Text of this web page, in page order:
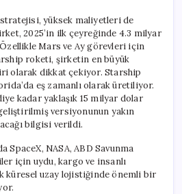
stratejisi, yüksek maliyetleri de
2025’in ilk çeyreğinde 4.3 milyar
Mars ve Ay görevleri için
roketi, şirketin en büyük
olarak dikkat çekiyor. Starship
eş zamanlı olarak üretiliyor.
kadar yaklaşık 15 milyar dolar
versiyonunun yakın
bilgisi verildi.
SpaceX, NASA, ABD Savunma
için uydu, kargo ve insanlı
küresel uzay lojistiğinde önemli bir